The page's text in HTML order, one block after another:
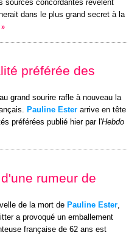
sources concordantes révèlent
dans le plus grand secret à la
»
préférée des
grand sourire rafle à nouveau la
Pauline Ester arrive en tête
préférées publié hier par l'Hebdo
rumeur de
de la mort de Pauline Ester,
a provoqué un emballement
française de 62 ans est